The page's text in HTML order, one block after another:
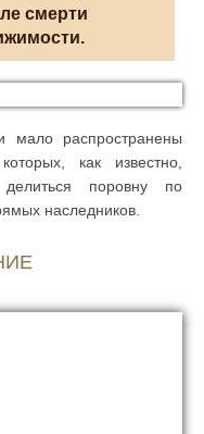
смерти
распространены
как известно,
делиться поровну по
наследников.